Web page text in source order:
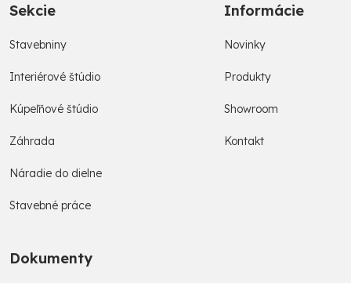
Sekcie
Stavebniny
Interiérové štúdio
Kúpeľňové štúdio
Záhrada
Náradie do dielne
Stavebné práce
Informácie
Novinky
Produkty
Showroom
Kontakt
Dokumenty